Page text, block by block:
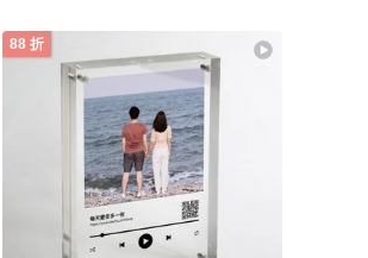
88 折